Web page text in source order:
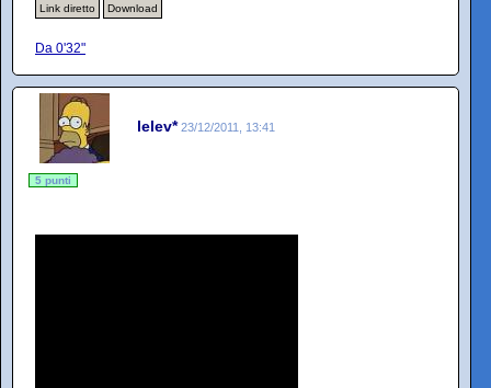
Link diretto Download
Da 0'32"
lelev* 23/12/2011, 13:41
5 punti